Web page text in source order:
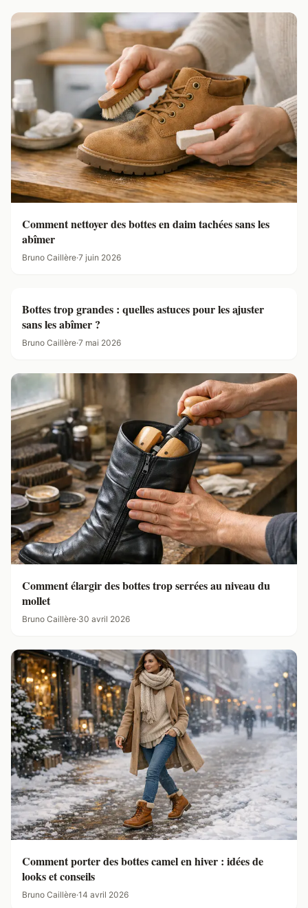
Comment nettoyer des bottes en daim tachées sans les
abîmer
Bruno Caillère·7 juin 2026
Bottes trop grandes : quelles astuces pour les ajuster
sans les abîmer ?
Bruno Caillère·7 mai 2026
Comment élargir des bottes trop serrées au niveau du
mollet
Bruno Caillère·30 avril 2026
Comment porter des bottes camel en hiver : idées de
looks et conseils
Bruno Caillère·14 avril 2026